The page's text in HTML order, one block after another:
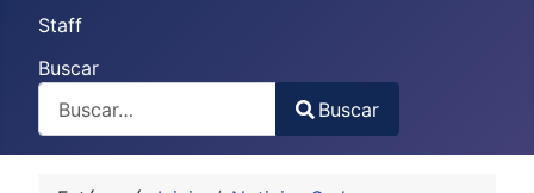
Staff
Buscar
Type 2 or more characters for results.
Buscar